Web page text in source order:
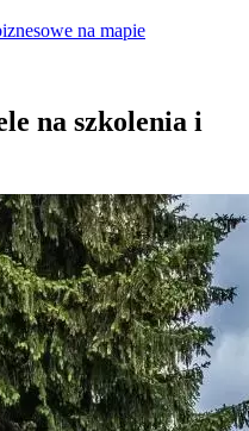
na mapie
na szkolenia i